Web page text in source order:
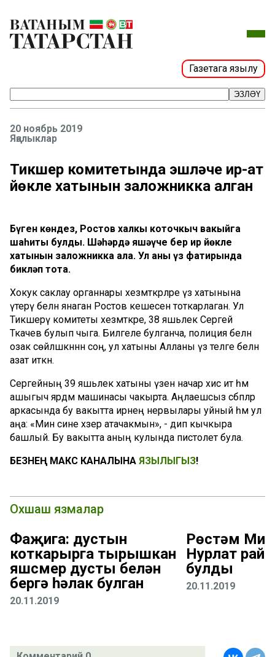
Газетага язылу
ЭЗЛӘҮ
20 ноябрь 2019
Яңалыклар
Тикшерү комитетында эшләүче ир-ат
йөкле хатынын заложникка алган
Бүген көндез, Ростов халкы коточкыч вакыйга
шаһиты булды. Шәһәрдә яшәүче бер ир йөкле
хатынын заложникка ала. Ул аны үз фатирында
бикләп тота.
Хокук саклау органнары хезмәткәрләре үз хатынына
үтерү белән янаган Ростов кешесен тоткарлаган. Ул
Тикшерү комитеты хезмәткәре, 38 яшьлек Сергей
Ткачев булып чыга. Билгеле булганча, полиция белән
озак сөйләшкәннән соң, ул хатыны Алланы үз теләге белән
азат иткән.
Сергейның 39 яшьлек хатыны үзен начар хис итә һәм
ашыгыч ярдәм машинасы чакырта. Аңлаешсыз сәбәпләр
аркасында бу вакытта ирнең нервылары уйный һәм ул
аңа: «Мин сине хәзер атачакмын», - дип кычкыра
башлый. Бу вакытта аның кулында пистолет була.
БЕЗНЕҢ МАКС КАНАЛЫНА ЯЗЫЛЫГЫЗ!
Охшаш язмалар
Фаҗига: дустын
коткарырга тырышкан
яшүсмер дусты белән
бергә һәлак булган
20.11.2019
Рөстәм
Нурлат
булды
20.11.2019